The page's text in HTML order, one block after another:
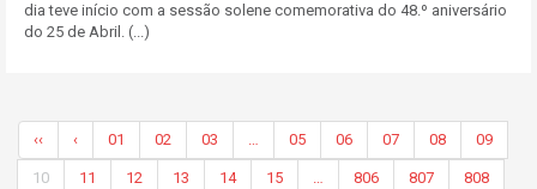
dia teve início com a sessão solene comemorativa do 48.º aniversário
do 25 de Abril. (...)
‹‹ ‹ 01 02 03 … 05 06 07 08 09
10 11 12 13 14 15 … 806 807 808